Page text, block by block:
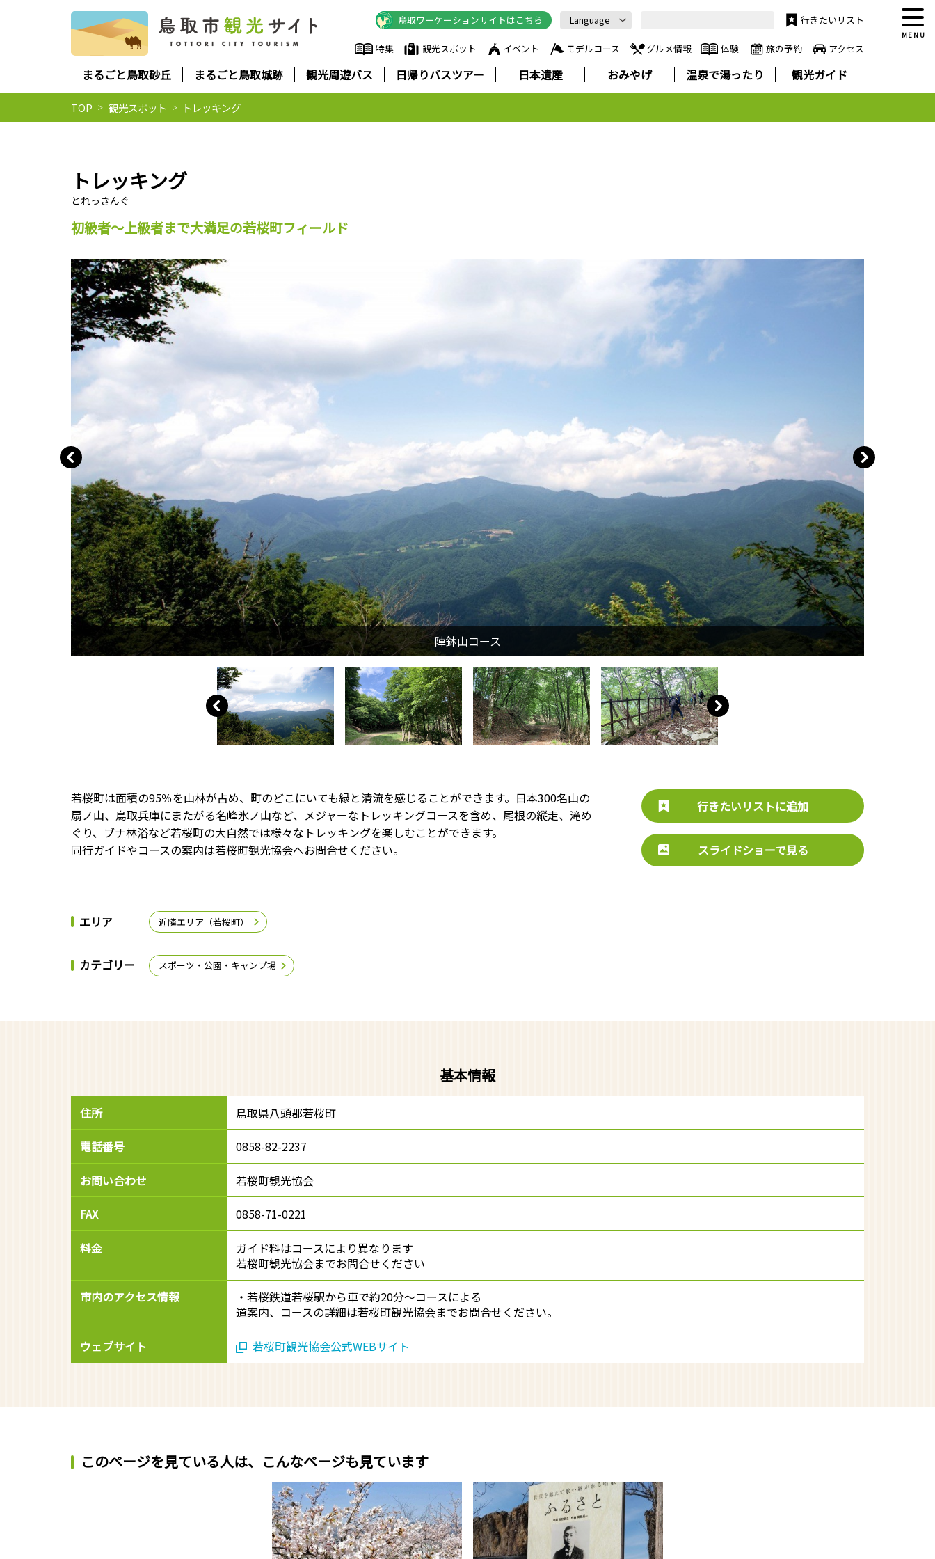
MENU
特集 観光スポット イベント モデルコース グルメ情報 体験 旅の予約 アクセス
Language
中文简体
中文繁體
한국어
ภาษาไทย
行きたいリスト
鳥取ワーケーションサイトはこちら
まるごと鳥取砂丘 まるごと鳥取城跡 観光周遊バス 日帰りバスツアー 日本遺産 おみやげ 温泉で湯ったり 観光ガイド
TOP 観光スポット トレッキング
トレッキング
初級者～上級者まで大満足の若桜町フィールド
若桜町は面積の95％を山林が占め、町のどこにいても緑と清流を感じることができます。日本300名山の
扇ノ山、鳥取兵庫にまたがる名峰氷ノ山など、メジャーなトレッキングコースを含め、尾根の縦走、滝め
ぐり、ブナ林浴など若桜町の大自然では様々なトレッキングを楽しむことができます。
同行ガイドやコースの案内は若桜町観光協会へお問合せください。
エリア 近隣エリア（若桜町）
カテゴリー スポーツ・公園・キャンプ場
行きたいリストに追加
スライドショーで見る
基本情報
住所 鳥取県八頭郡若桜町
電話番号 0858-82-2237
お問い合わせ 若桜町観光協会
FAX 0858-71-0221
料金
ガイド料はコースにより異なります
若桜町観光協会までお問合せください
市内のアクセス情報
・若桜鉄道若桜駅から車で約20分～コースによる
道案内、コースの詳細は若桜町観光協会までお問合せください。
ウェブサイト 若桜町観光協会公式WEBサイト
このページを見ている人は、 こんなページも見ています